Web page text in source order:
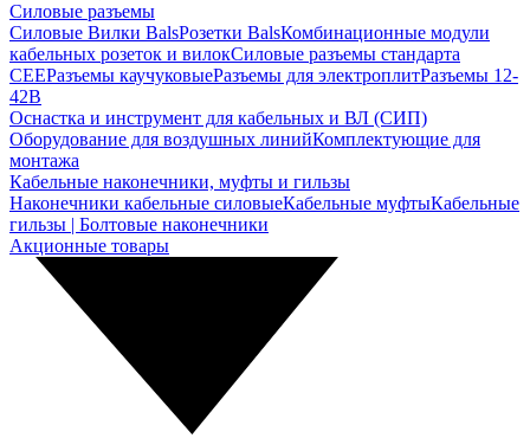
Силовые разъемы
Силовые Вилки BalsРозетки BalsКомбинационные модули
кабельных розеток и вилокСиловые разъемы стандарта
CEEРазъемы каучуковыеРазъемы для электроплитРазъемы 12-
42В
Оснастка и инструмент для кабельных и ВЛ (СИП)
Оборудование для воздушных линийКомплектующие для
монтажа
Кабельные наконечники, муфты и гильзы
Наконечники кабельные силовыеКабельные муфтыКабельные
гильзы | Болтовые наконечники
Акционные товары